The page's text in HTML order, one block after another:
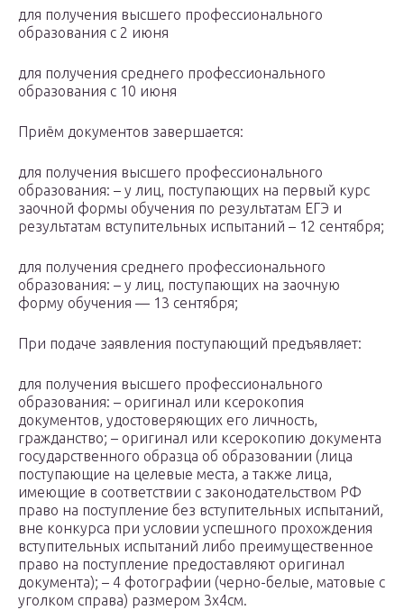
для получения высшего профессионального
образования с 2 июня
для получения среднего профессионального
образования с 10 июня
Приём документов завершается:
для получения высшего профессионального
образования: – у лиц, поступающих на первый курс
заочной формы обучения по результатам ЕГЭ и
результатам вступительных испытаний – 12 сентября;
для получения среднего профессионального
образования: – у лиц, поступающих на заочную
форму обучения — 13 сентября;
При подаче заявления поступающий предъявляет:
для получения высшего профессионального
образования: – оригинал или ксерокопия
документов, удостоверяющих его личность,
гражданство; – оригинал или ксерокопию документа
государственного образца об образовании (лица
поступающие на целевые места, а также лица,
имеющие в соответствии с законодательством РФ
право на поступление без вступительных испытаний,
вне конкурса при условии успешного прохождения
вступительных испытаний либо преимущественное
право на поступление предоставляют оригинал
документа); – 4 фотографии (черно-белые, матовые с
уголком справа) размером 3х4см.